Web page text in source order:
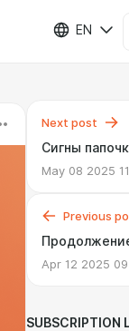
EN
Next post
Сигны
May 08 2025
Previous
Apr 12 2025
SUBSCRIPTION